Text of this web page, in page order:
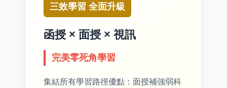
三效學習 全面升級
函授 × 面授 × 視訊
完美零死角學習
集結所有學習路徑優點：面授補強弱科